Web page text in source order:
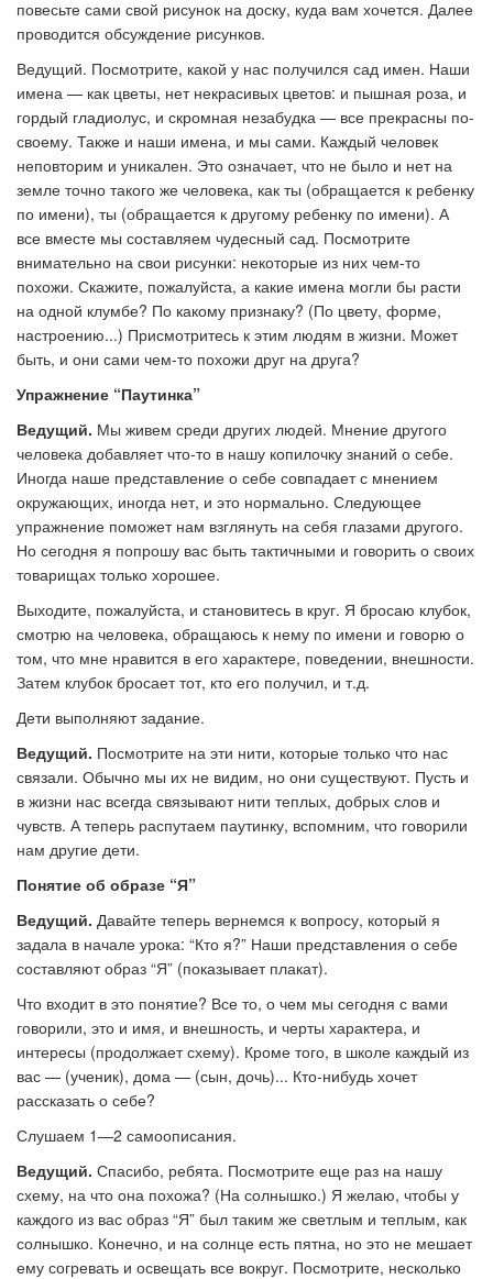
повесьте сами свой рисунок на доску, куда вам хочется. Далее
проводится обсуждение рисунков.
Ведущий. Посмотрите, какой у нас получился сад имен. Наши
имена — как цветы, нет некрасивых цветов: и пышная роза, и
гордый гладиолус, и скромная незабудка — все прекрасны по-
своему. Также и наши имена, и мы сами. Каждый человек
неповторим и уникален. Это означает, что не было и нет на
земле точно такого же человека, как ты (обращается к ребенку
по имени), ты (обращается к другому ребенку по имени). А
все вместе мы составляем чудесный сад. Посмотрите
внимательно на свои рисунки: некоторые из них чем-то
похожи. Скажите, пожалуйста, а какие имена могли бы расти
на одной клумбе? По какому признаку? (По цвету, форме,
настроению...) Присмотритесь к этим людям в жизни. Может
быть, и они сами чем-то похожи друг на друга?
Упражнение “Паутинка”
Ведущий. Мы живем среди других людей. Мнение другого
человека добавляет что-то в нашу копилочку знаний о себе.
Иногда наше представление о себе совпадает с мнением
окружающих, иногда нет, и это нормально. Следующее
упражнение поможет нам взглянуть на себя глазами другого.
Но сегодня я попрошу вас быть тактичными и говорить о своих
товарищах только хорошее.
Выходите, пожалуйста, и становитесь в круг. Я бросаю клубок,
смотрю на человека, обращаюсь к нему по имени и говорю о
том, что мне нравится в его характере, поведении, внешности.
Затем клубок бросает тот, кто его получил, и т.д.
Дети выполняют задание.
Ведущий. Посмотрите на эти нити, которые только что нас
связали. Обычно мы их не видим, но они существуют. Пусть и
в жизни нас всегда связывают нити теплых, добрых слов и
чувств. А теперь распутаем паутинку, вспомним, что говорили
нам другие дети.
Понятие об образе “Я”
Ведущий. Давайте теперь вернемся к вопросу, который я
задала в начале урока: “Кто я?” Наши представления о себе
составляют образ “Я” (показывает плакат).
Что входит в это понятие? Все то, о чем мы сегодня с вами
говорили, это и имя, и внешность, и черты характера, и
интересы (продолжает схему). Кроме того, в школе каждый из
вас — (ученик), дома — (сын, дочь)... Кто-нибудь хочет
рассказать о себе?
Слушаем 1—2 самоописания.
Ведущий. Спасибо, ребята. Посмотрите еще раз на нашу
схему, на что она похожа? (На солнышко.) Я желаю, чтобы у
каждого из вас образ “Я” был таким же светлым и теплым, как
солнышко. Конечно, и на солнце есть пятна, но это не мешает
ему согревать и освещать все вокруг. Посмотрите, несколько